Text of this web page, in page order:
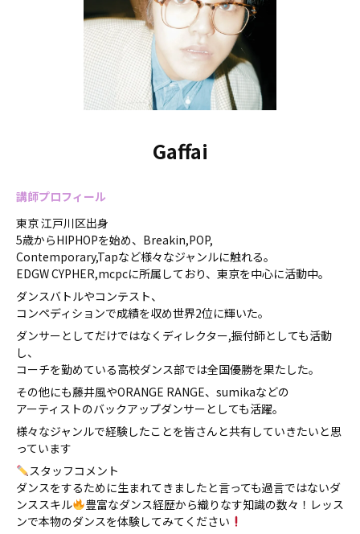
Gaffai
講師プロフィール
東京 江戸川区出身
5歳からHIPHOPを始め、Breakin,POP,
Contemporary,Tapなど様々なジャンルに触れる。
EDGW CYPHER,mcpcに所属しており、東京を中心に活動中。
ダンスバトルやコンテスト、
コンペディションで成績を収め世界2位に輝いた。
ダンサーとしてだけではなくディレクター,振付師としても活動
し、
コーチを勤めている高校ダンス部では全国優勝を果たした。
その他にも藤井風やORANGE RANGE、sumikaなどの
アーティストのバックアップダンサーとしても活躍。
様々なジャンルで経験したことを皆さんと共有していきたいと思
っています
スタッフコメント
ダンスをするために生まれてきましたと言っても過言ではないダ
ンススキル
豊富なダンス経歴から織りなす知識の数々！レッス
ンで本物のダンスを体験してみてください